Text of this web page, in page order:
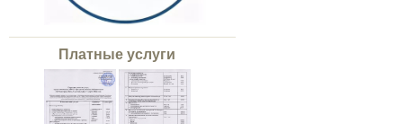
Платные услуги